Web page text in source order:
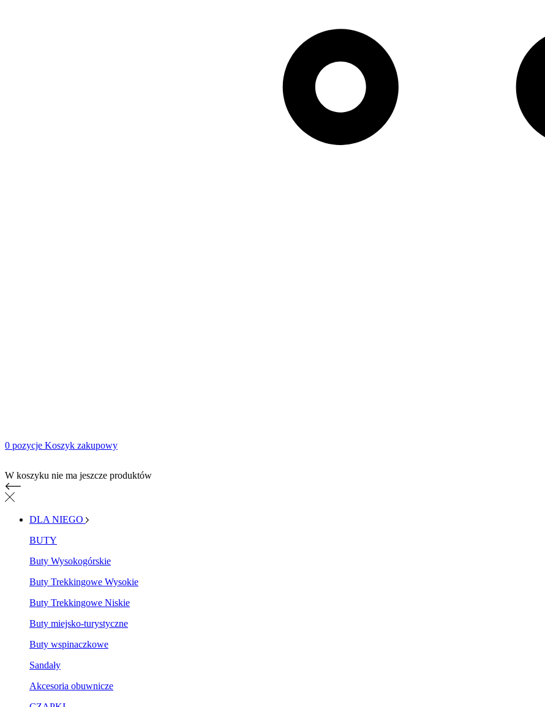
0 pozycje Koszyk zakupowy
W koszyku nie ma jeszcze produktów
DLA NIEGO
BUTY
Buty Wysokogórskie
Buty Trekkingowe Wysokie
Buty Trekkingowe Niskie
Buty miejsko-turystyczne
Buty wspinaczkowe
Sandały
Akcesoria obuwnicze